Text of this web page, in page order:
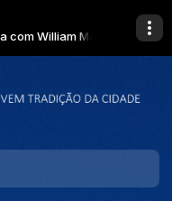
Massardi - Use